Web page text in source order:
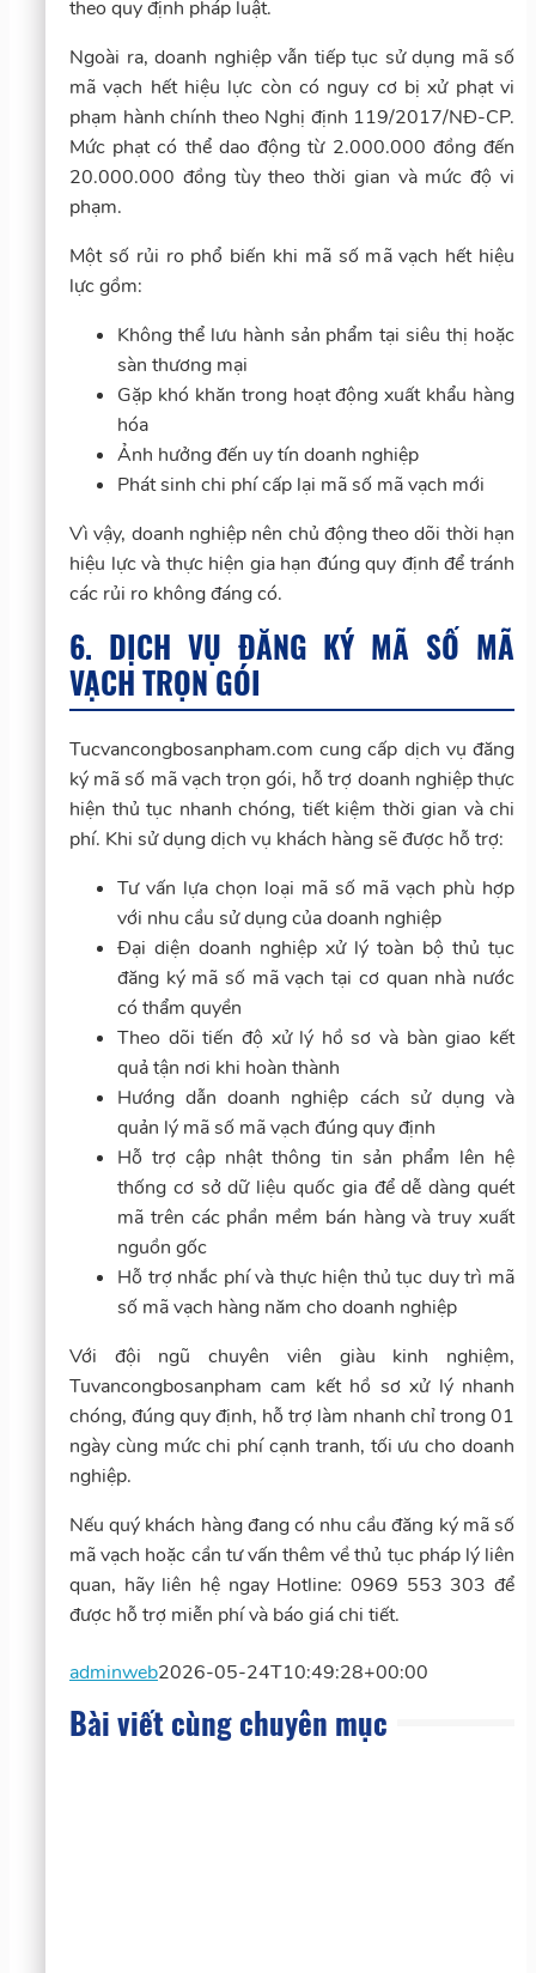
theo quy định pháp luật.
Ngoài ra, doanh nghiệp vẫn tiếp tục sử dụng mã số
mã vạch hết hiệu lực còn có nguy cơ bị xử phạt vi
phạm hành chính theo Nghị định 119/2017/NĐ-CP.
Mức phạt có thể dao động từ 2.000.000 đồng đến
20.000.000 đồng tùy theo thời gian và mức độ vi
phạm.
Một số rủi ro phổ biến khi mã số mã vạch hết hiệu
lực gồm:
Không thể lưu hành sản phẩm tại siêu thị hoặc
sàn thương mại
Gặp khó khăn trong hoạt động xuất khẩu hàng
hóa
Ảnh hưởng đến uy tín doanh nghiệp
Phát sinh chi phí cấp lại mã số mã vạch mới
Vì vậy, doanh nghiệp nên chủ động theo dõi thời hạn
hiệu lực và thực hiện gia hạn đúng quy định để tránh
các rủi ro không đáng có.
6. DỊCH VỤ ĐĂNG KÝ MÃ SỐ MÃ
VẠCH TRỌN GÓI
Tucvancongbosanpham.com cung cấp dịch vụ đăng
ký mã số mã vạch trọn gói, hỗ trợ doanh nghiệp thực
hiện thủ tục nhanh chóng, tiết kiệm thời gian và chi
phí. Khi sử dụng dịch vụ khách hàng sẽ được hỗ trợ:
Tư vấn lựa chọn loại mã số mã vạch phù hợp
với nhu cầu sử dụng của doanh nghiệp
Đại diện doanh nghiệp xử lý toàn bộ thủ tục
đăng ký mã số mã vạch tại cơ quan nhà nước
có thẩm quyền
Theo dõi tiến độ xử lý hồ sơ và bàn giao kết
quả tận nơi khi hoàn thành
Hướng dẫn doanh nghiệp cách sử dụng và
quản lý mã số mã vạch đúng quy định
Hỗ trợ cập nhật thông tin sản phẩm lên hệ
thống cơ sở dữ liệu quốc gia để dễ dàng quét
mã trên các phần mềm bán hàng và truy xuất
nguồn gốc
Hỗ trợ nhắc phí và thực hiện thủ tục duy trì mã
số mã vạch hàng năm cho doanh nghiệp
Với đội ngũ chuyên viên giàu kinh nghiệm,
Tuvancongbosanpham cam kết hồ sơ xử lý nhanh
chóng, đúng quy định, hỗ trợ làm nhanh chỉ trong 01
ngày cùng mức chi phí cạnh tranh, tối ưu cho doanh
nghiệp.
Nếu quý khách hàng đang có nhu cầu đăng ký mã số
mã vạch hoặc cần tư vấn thêm về thủ tục pháp lý liên
quan, hãy liên hệ ngay Hotline: 0969 553 303 để
được hỗ trợ miễn phí và báo giá chi tiết.
adminweb2026-05-24T10:49:28+00:00
Bài viết cùng chuyên mục